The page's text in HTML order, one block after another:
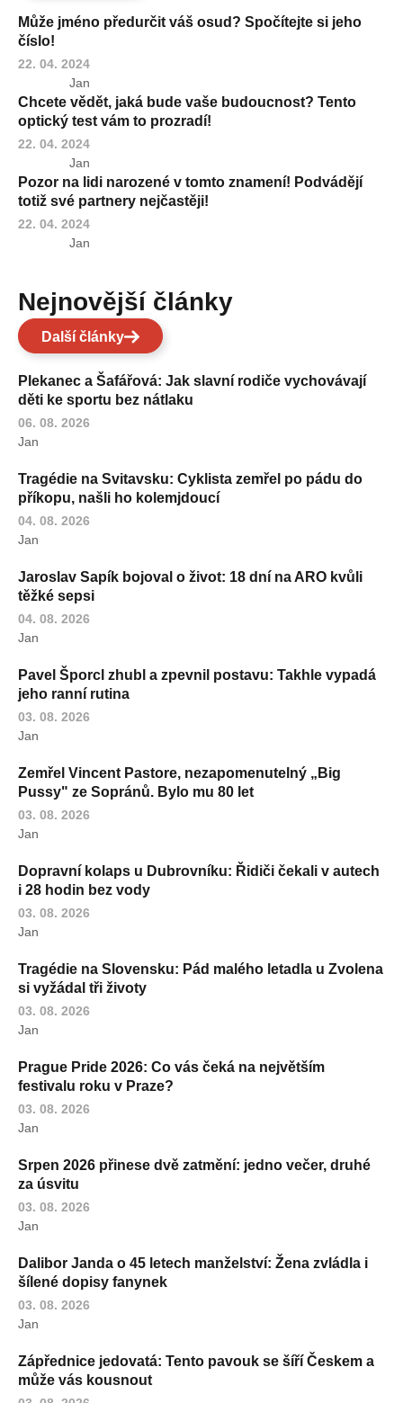
Může jméno předurčit váš osud? Spočítejte si jeho
číslo!
22. 04. 2024
Jan
Chcete vědět, jaká bude vaše budoucnost? Tento
optický test vám to prozradí!
22. 04. 2024
Jan
Pozor na lidi narozené v tomto znamení! Podvádějí
totiž své partnery nejčastěji!
22. 04. 2024
Jan
Nejnovější články
Další články
Plekanec a Šafářová: Jak slavní rodiče vychovávají
děti ke sportu bez nátlaku
06. 08. 2026
Jan
Tragédie na Svitavsku: Cyklista zemřel po pádu do
příkopu, našli ho kolemjdoucí
04. 08. 2026
Jan
Jaroslav Sapík bojoval o život: 18 dní na ARO kvůli
těžké sepsi
04. 08. 2026
Jan
Pavel Šporcl zhubl a zpevnil postavu: Takhle vypadá
jeho ranní rutina
03. 08. 2026
Jan
Zemřel Vincent Pastore, nezapomenutelný „Big
Pussy" ze Sopránů. Bylo mu 80 let
03. 08. 2026
Jan
Dopravní kolaps u Dubrovníku: Řidiči čekali v autech
i 28 hodin bez vody
03. 08. 2026
Jan
Tragédie na Slovensku: Pád malého letadla u Zvolena
si vyžádal tři životy
03. 08. 2026
Jan
Prague Pride 2026: Co vás čeká na největším
festivalu roku v Praze?
03. 08. 2026
Jan
Srpen 2026 přinese dvě zatmění: jedno večer, druhé
za úsvitu
03. 08. 2026
Jan
Dalibor Janda o 45 letech manželství: Žena zvládla i
šílené dopisy fanynek
03. 08. 2026
Jan
Zápřednice jedovatá: Tento pavouk se šíří Českem a
může vás kousnout